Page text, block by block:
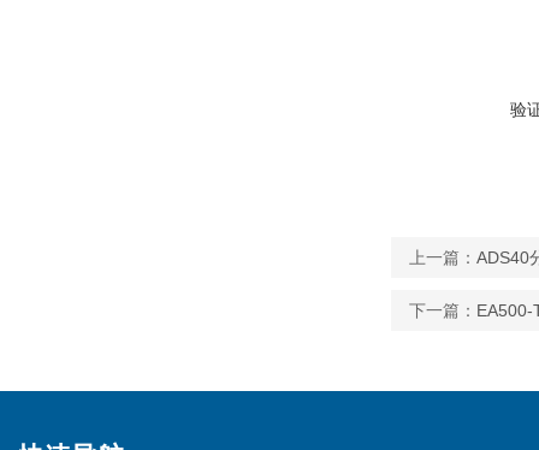
验
上一篇： ADS40
下一篇： EA500-